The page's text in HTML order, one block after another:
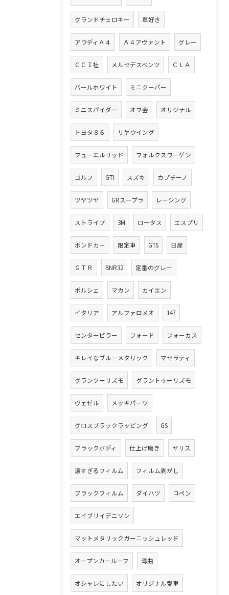
グランドチェロキー 車好き
アウディＡ４ Ａ４アヴァント グレー
ＣＣＩ社 メルセデスベンツ ＣＬＡ
パールホワイト ミニクーパー
ミニスパイダー オフ会 オリジナル
トヨタ８６ リヤウイング
フューエルリッド フォルクスワーゲン
ゴルフ GTI スズキ カプチーノ
ツヤツヤ GRスープラ レーシング
ストライプ 3M ロータス エスプリ
ボンドカー 限定車 GTS 日産
ＧＴＲ BNR32 定番のグレー
ポルシェ マカン カイエン
イタリア アルファロメオ 147
センターピラー フォード フォーカス
キレイなブルーメタリック マセラティ
グランツーリズモ グラントゥーリズモ
ヴェゼル メッキパーツ
グロスブラックラッピング GS
ブラックボディ 仕上げ磨き ヤリス
濃すぎるフィルム フィルム剥がし
ブラックフィルム ダイハツ コペン
エイブリイデニソン
マットメタリックガーニッシュレッド
オープンカールーフ 湾曲
オシャレにしたい オリジナル愛車